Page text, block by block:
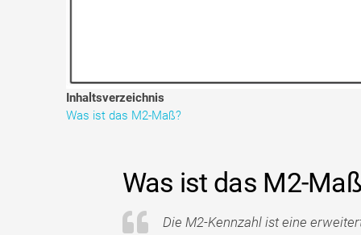
Inhaltsverzeichnis
Was ist das M2-Maß?
Was ist das M2-
Die M2-Kennzahl ist eine